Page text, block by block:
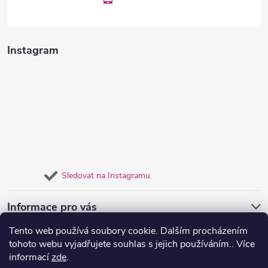
Tento web používá soubory cookie. Dalším procházením
tohoto webu vyjadřujete souhlas s jejich používáním.. Více
informacízde.
i
Instagram
Sledovat na Instagramu
Informace pro vás
Přijímáme online platby